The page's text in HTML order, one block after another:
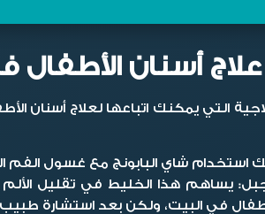
أسنان الأطفال
التي يمكنك اتباعها لعلاج أسنان
استخدام شاي البابونج مع غسول الفم
يساهم هذا الخليط في تقليل
في البيت، ولكن بعد استشارة طبيب